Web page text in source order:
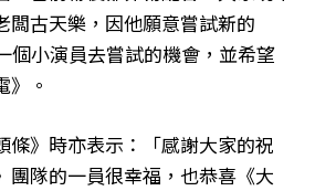
闆古天樂，因他願意嘗試新的
個小演員去嘗試的機會，並希望
》。
條》時亦表示：「感謝大家的祝
團隊的一員很幸福，也恭喜《大